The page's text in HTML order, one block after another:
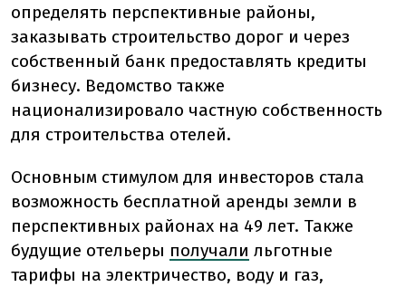
определять перспективные районы,
заказывать строительство дорог и через
собственный банк предоставлять кредиты
бизнесу. Ведомство также
национализировало частную собственность
для строительства отелей.
Основным стимулом для инвесторов стала
возможность бесплатной аренды земли в
перспективных районах на 49 лет. Также
будущие отельеры получали льготные
тарифы на электричество, воду и газ,